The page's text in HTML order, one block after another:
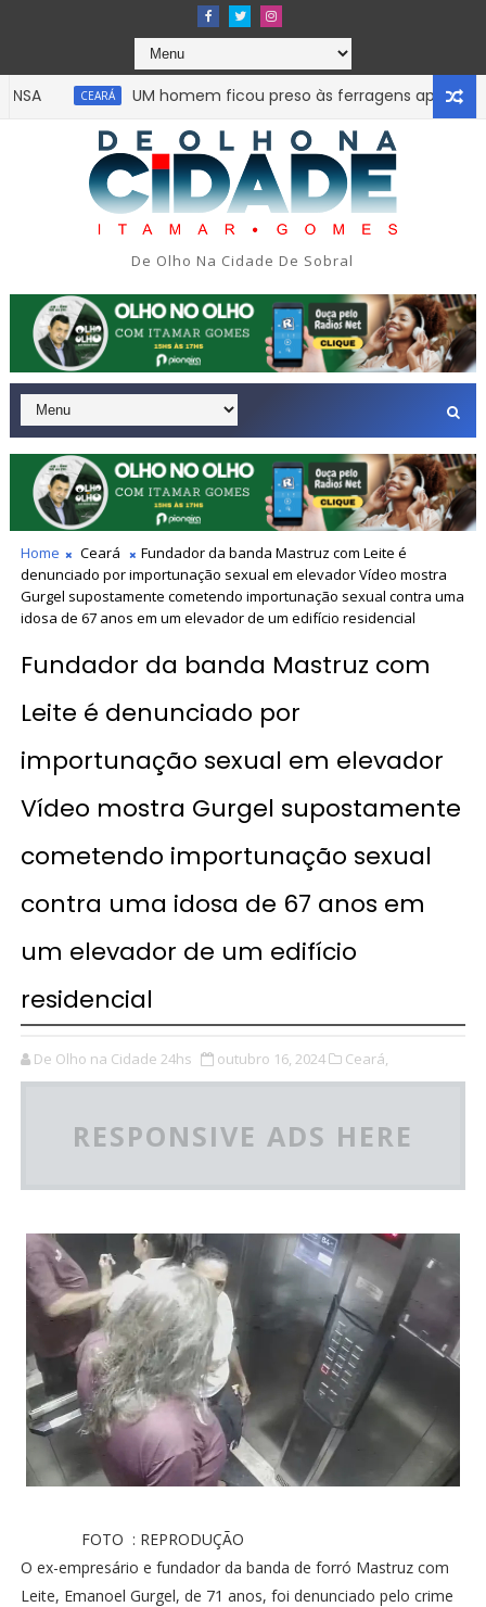
UM homem ficou preso às ferragens após um
SÃO PAULO Uma simulação de assalto acabou em
De Olho Na Cidade De Sobral
Home Ceará
Fundador da banda Mastruz com Leite é
denunciado por importunação sexual em elevador Vídeo mostra
Gurgel supostamente cometendo importunação sexual contra uma
idosa de 67 anos em um elevador de um edifício residencial
Fundador da banda Mastruz com
Leite é denunciado por
importunação sexual em elevador
Vídeo mostra Gurgel supostamente
cometendo importunação sexual
contra uma idosa de 67 anos em
um elevador de um edifício
residencial
De Olho na Cidade 24hs outubro 16, 2024 Ceará,
RESPONSIVE ADS HERE
FOTO : REPRODUÇÃO
O ex-empresário e fundador da banda de forró Mastruz com
Leite, Emanoel Gurgel, de 71 anos, foi denunciado pelo crime